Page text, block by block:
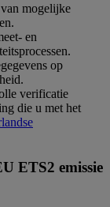
mogelijke
en
op
verificatie
die u met het
ETS2 emissie